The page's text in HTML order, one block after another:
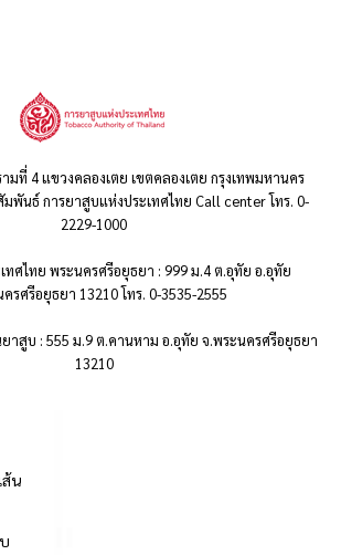
มที่ 4 แขวงคลองเตย เขตคลองเตย กรุงเทพมหานคร
พันธ์ การยาสูบแห่งประเทศไทย Call center โทร. 0-
2229-1000
ทศไทย พระนครศรีอยุธยา : 999 ม.4 ต.อุทัย อ.อุทัย
รศรีอยุธยา 13210 โทร. 0-3535-2555
าสูบ : 555 ม.9 ต.คานหาม อ.อุทัย จ.พระนครศรีอยุธยา
13210
ส้น